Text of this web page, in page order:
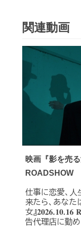
関連動画
映画『影を売
ROADSHOW
仕事に恋愛、⼈
来たら、あなた
女』
告代理店に勤